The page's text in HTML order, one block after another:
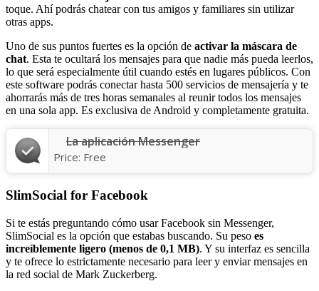
toque. Ahí podrás chatear con tus amigos y familiares sin utilizar
otras apps.
Uno de sus puntos fuertes es la opción de activar la máscara de
chat. Esta te ocultará los mensajes para que nadie más pueda leerlos,
lo que será especialmente útil cuando estés en lugares públicos. Con
este software podrás conectar hasta 500 servicios de mensajería y te
ahorrarás más de tres horas semanales al reunir todos los mensajes
en una sola app. Es exclusiva de Android y completamente gratuita.
La aplicación Messenger
Price: Free
SlimSocial for Facebook
Si te estás preguntando cómo usar Facebook sin Messenger,
SlimSocial es la opción que estabas buscando. Su peso es
increíblemente ligero (menos de 0,1 MB). Y su interfaz es sencilla
y te ofrece lo estrictamente necesario para leer y enviar mensajes en
la red social de Mark Zuckerberg.